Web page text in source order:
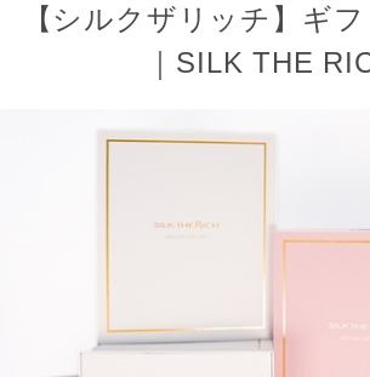
【シルクザリッチ】ギ
｜SILK THE